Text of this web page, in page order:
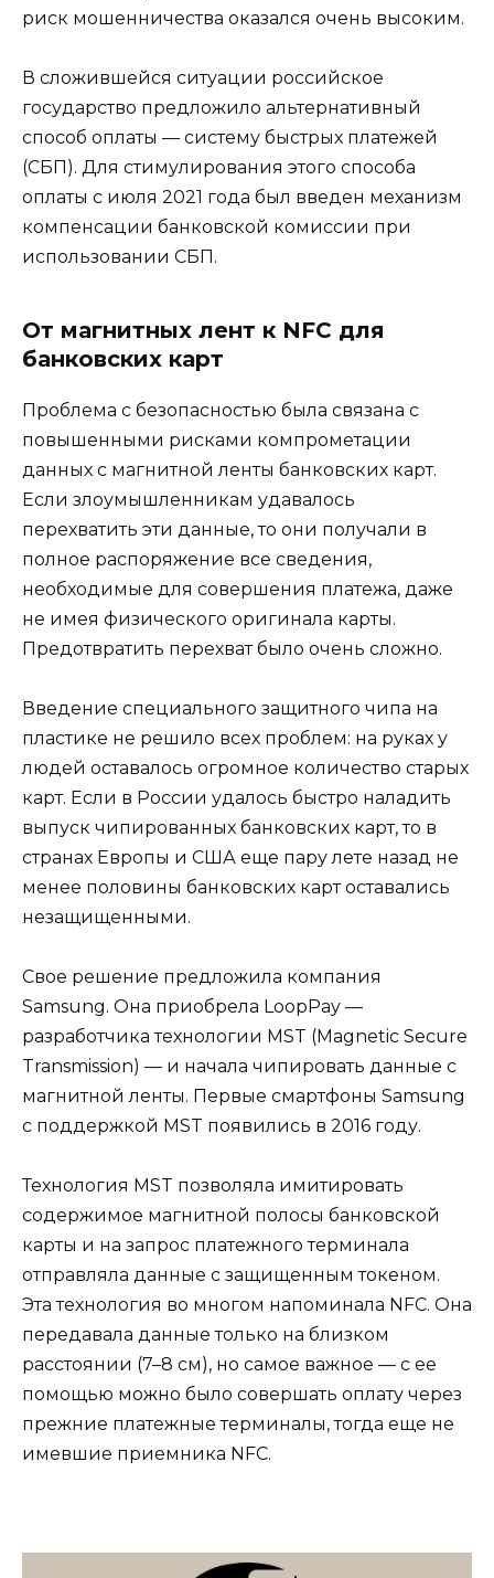
риск мошенничества оказался очень высоким.
В сложившейся ситуации российское
государство предложило альтернативный
способ оплаты — систему быстрых платежей
(СБП). Для стимулирования этого способа
оплаты с июля 2021 года был введен механизм
компенсации банковской комиссии при
использовании СБП.
От магнитных лент к NFC для
банковских карт
Проблема с безопасностью была связана с
повышенными рисками компрометации
данных с магнитной ленты банковских карт.
Если злоумышленникам удавалось
перехватить эти данные, то они получали в
полное распоряжение все сведения,
необходимые для совершения платежа, даже
не имея физического оригинала карты.
Предотвратить перехват было очень сложно.
Введение специального защитного чипа на
пластике не решило всех проблем: на руках у
людей оставалось огромное количество старых
карт. Если в России удалось быстро наладить
выпуск чипированных банковских карт, то в
странах Европы и США еще пару лете назад не
менее половины банковских карт оставались
незащищенными.
Свое решение предложила компания
Samsung. Она приобрела LoopPay —
разработчика технологии MST (Magnetic Secure
Transmission) — и начала чипировать данные с
магнитной ленты. Первые смартфоны Samsung
с поддержкой MST появились в 2016 году.
Технология MST позволяла имитировать
содержимое магнитной полосы банковской
карты и на запрос платежного терминала
отправляла данные с защищенным токеном.
Эта технология во многом напоминала NFC. Она
передавала данные только на близком
расстоянии (7–8 см), но самое важное — с ее
помощью можно было совершать оплату через
прежние платежные терминалы, тогда еще не
имевшие приемника NFC.